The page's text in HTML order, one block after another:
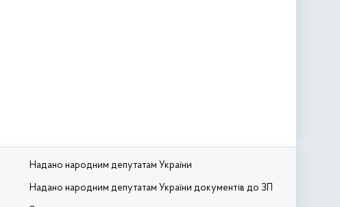
Надано народним депутатам України
Надано народним депутатам України документів до ЗП